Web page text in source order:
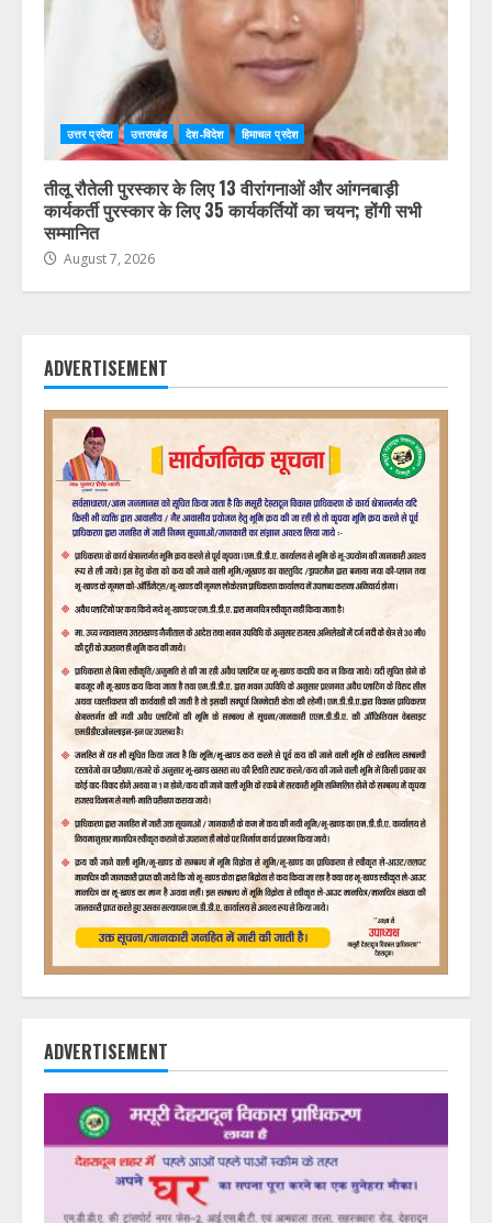
उत्तर प्रदेश उत्तराखंड देश-विदेश हिमाचल प्रदेश
तीलू रौतेली पुरस्कार के लिए 13 वीरांगनाओं और आंगनबाड़ी
कार्यकर्ती पुरस्कार के लिए 35 कार्यकर्तियों का चयन; होंगी सभी
सम्मानित
August 7, 2026
ADVERTISEMENT
ADVERTISEMENT